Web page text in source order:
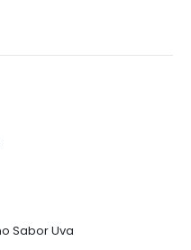
Sabor Uva